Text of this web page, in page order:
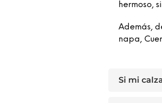
hermoso,
Además,
napa,
Si mi